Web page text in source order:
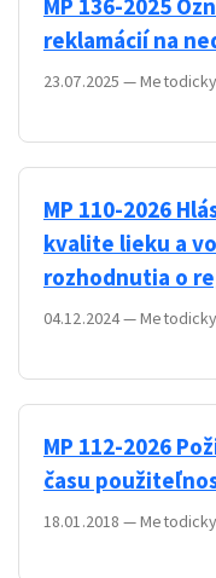
MP 136-2025
reklamácií na
23.07.2025 —
MP 110-2026
kvalite lieku a
rozhodnutia o
04.12.2024—
MP 112-2026
času
18.01.2018 —